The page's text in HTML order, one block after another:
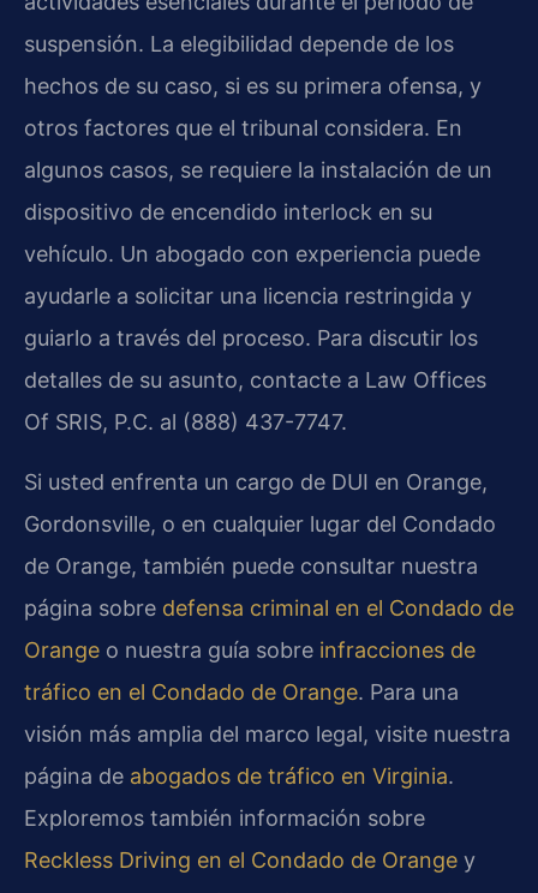
suspensión. La elegibilidad depende de los
hechos de su caso, si es su primera ofensa, y
otros factores que el tribunal considera. En
algunos casos, se requiere la instalación de un
dispositivo de encendido interlock en su
vehículo. Un abogado con experiencia puede
ayudarle a solicitar una licencia restringida y
guiarlo a través del proceso. Para discutir los
detalles de su asunto, contacte a Law Offices
Of SRIS, P.C. al (888) 437-7747.
Si usted enfrenta un cargo de DUI en Orange,
Gordonsville, o en cualquier lugar del Condado
de Orange, también puede consultar nuestra
página sobre defensa criminal en el Condado de
Orange o nuestra guía sobre infracciones de
tráfico en el Condado de Orange. Para una
visión más amplia del marco legal, visite nuestra
página de abogados de tráfico en Virginia.
Exploremos también información sobre
Reckless Driving en el Condado de Orange y